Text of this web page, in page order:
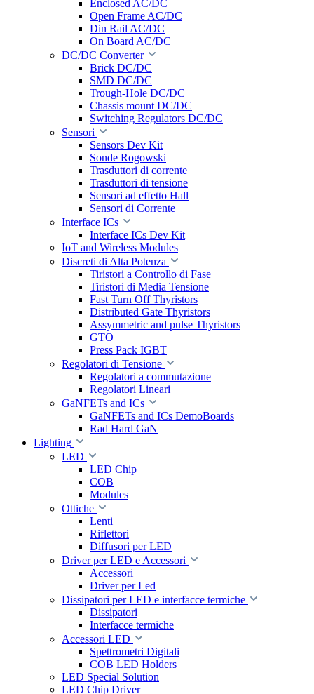
Enclosed AC/DC
Open Frame AC/DC
Din Rail AC/DC
On Board AC/DC
DC/DC Converter
Brick DC/DC
SMD DC/DC
Trough-Hole DC/DC
Chassis mount DC/DC
Switching Regulators DC/DC
Sensori
Sensors Dev Kit
Sonde Rogowski
Trasduttori di corrente
Trasduttori di tensione
Sensori ad effetto Hall
Sensori di Corrente
Interface ICs
Interface ICs Dev Kit
IoT and Wireless Modules
Discreti di Alta Potenza
Tiristori a Controllo di Fase
Tiristori di Media Tensione
Fast Turn Off Thyristors
Distributed Gate Thyristors
Assymmetric and pulse Thyristors
GTO
Press Pack IGBT
Regolatori di Tensione
Regolatori a commutazione
Regolatori Lineari
GaNFETs and ICs
GaNFETs and ICs DemoBoards
Rad Hard GaN
Lighting
LED
LED Chip
COB
Modules
Ottiche
Lenti
Riflettori
Diffusori per LED
Driver per LED e Accessori
Accessori
Driver per Led
Dissipatori per LED e interfacce termiche
Dissipatori
Interfacce termiche
Accessori LED
Spettrometri Digitali
COB LED Holders
LED Special Solution
LED Chip Driver